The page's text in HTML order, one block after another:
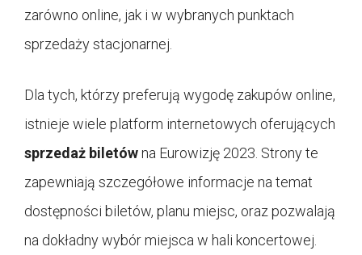
zarówno online, jak i w wybranych punktach
sprzedaży stacjonarnej.
Dla tych, którzy preferują wygodę zakupów online,
istnieje wiele platform internetowych oferujących
sprzedaż biletówna Eurowizję 2023. Strony te
zapewniają szczegółowe informacje na temat
dostępności biletów, planu miejsc, oraz pozwalają
na dokładny wybór miejsca w hali koncertowej.